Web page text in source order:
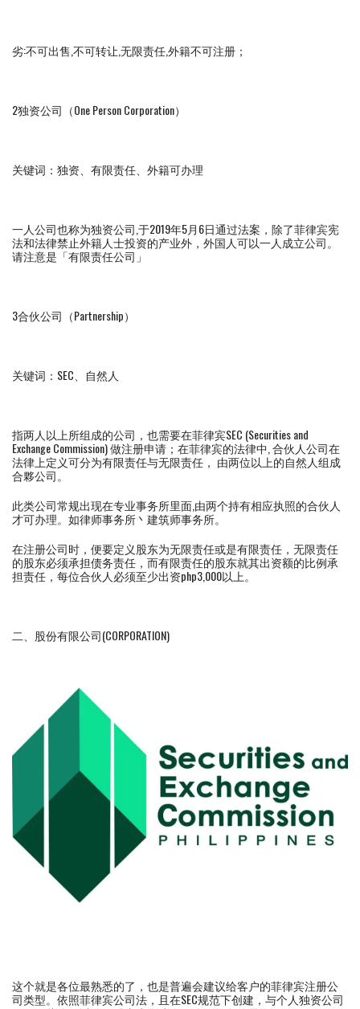
劣:不可出售,不可转让,无限责任,外籍不可注册；
2独资公司（One Person Corporation）
关键词：独资、有限责任、外籍可办理
一人公司也称为独资公司,于2019年5月6日通过法案，除了菲律宾宪
法和法律禁止外籍人士投资的产业外，外国人可以一人成立公司。
请注意是「有限责任公司」
3合伙公司（Partnership）
关键词：SEC、自然人
指两人以上所组成的公司，也需要在菲律宾SEC (Securities and
Exchange Commission) 做注册申请；在菲律宾的法律中, 合伙人公司在
法律上定义可分为有限责任与无限责任， 由两位以上的自然人组成
合夥公司。
此类公司常规出现在专业事务所里面,由两个持有相应执照的合伙人
才可办理。如律师事务所丶建筑师事务所。
在注册公司时，便要定义股东为无限责任或是有限责任，无限责任
的股东必须承担债务责任，而有限责任的股东就其出资额的比例承
担责任，每位合伙人必须至少出资php3,000以上。
二、股份有限公司(CORPORATION)
这个就是各位最熟悉的了，也是普遍会建议给客户的菲律宾注册公
司类型。依照菲律宾公司法，且在SEC规范下创建，与个人独资公司